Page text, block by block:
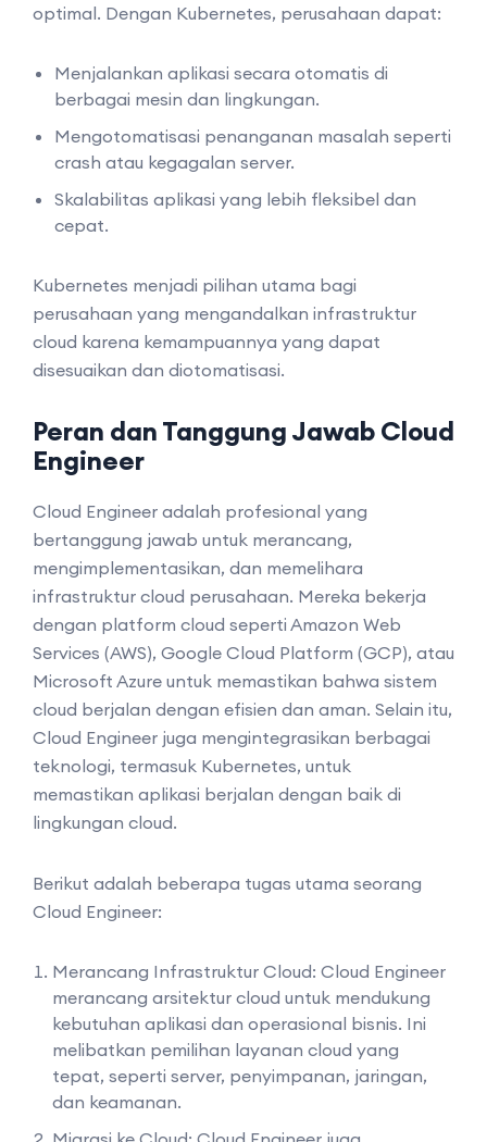
optimal. Dengan Kubernetes, perusahaan dapat:
Menjalankan aplikasi secara otomatis di
berbagai mesin dan lingkungan.
Mengotomatisasi penanganan masalah seperti
crash atau kegagalan server.
Skalabilitas aplikasi yang lebih fleksibel dan
cepat.
Kubernetes menjadi pilihan utama bagi
perusahaan yang mengandalkan infrastruktur
cloud karena kemampuannya yang dapat
disesuaikan dan diotomatisasi.
Peran dan Tanggung Jawab Cloud
Engineer
Cloud Engineer adalah profesional yang
bertanggung jawab untuk merancang,
mengimplementasikan, dan memelihara
infrastruktur cloud perusahaan. Mereka bekerja
dengan platform cloud seperti Amazon Web
Services (AWS), Google Cloud Platform (GCP), atau
Microsoft Azure untuk memastikan bahwa sistem
cloud berjalan dengan efisien dan aman. Selain itu,
Cloud Engineer juga mengintegrasikan berbagai
teknologi, termasuk Kubernetes, untuk
memastikan aplikasi berjalan dengan baik di
lingkungan cloud.
Berikut adalah beberapa tugas utama seorang
Cloud Engineer:
Merancang Infrastruktur Cloud: Cloud Engineer
merancang arsitektur cloud untuk mendukung
kebutuhan aplikasi dan operasional bisnis. Ini
melibatkan pemilihan layanan cloud yang
tepat, seperti server, penyimpanan, jaringan,
dan keamanan.